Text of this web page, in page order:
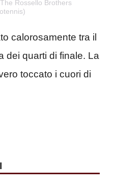
Rossello Brothers
calorosamente tra il
dei quarti di finale. La
toccato i cuori di